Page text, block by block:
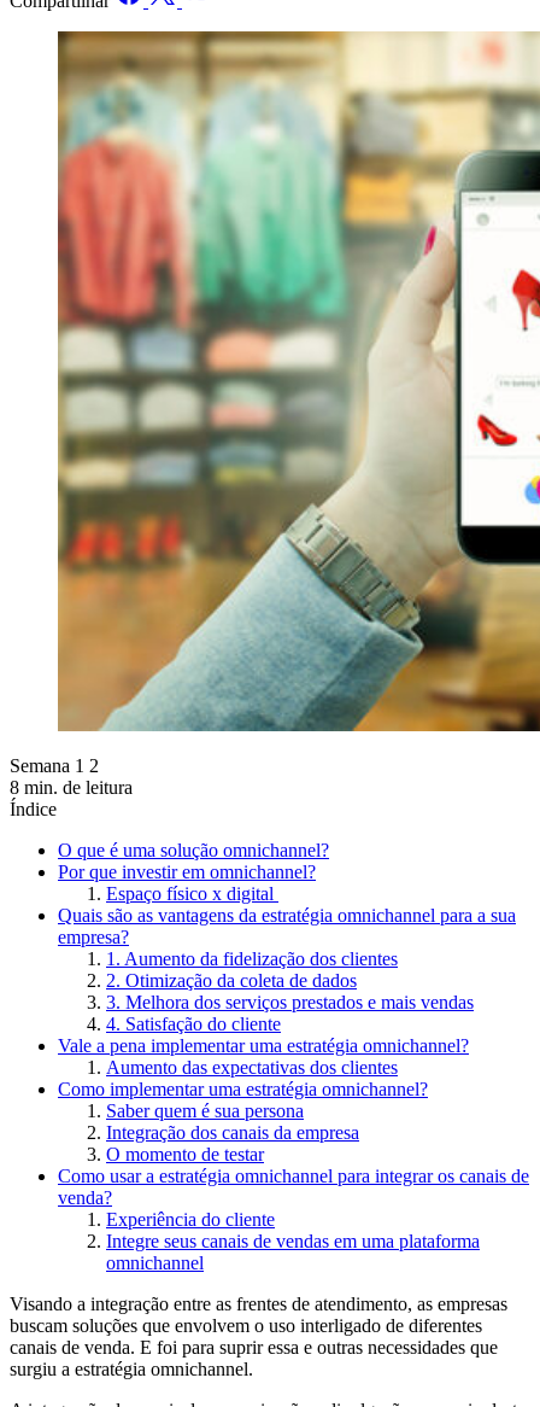
Semana 1 2
8 min. de leitura
Índice
O que é uma solução omnichannel?
Por que investir em omnichannel?
Espaço físico x digital
Quais são as vantagens da estratégia omnichannel para a sua
empresa?
1. Aumento da fidelização dos clientes
2. Otimização da coleta de dados
3. Melhora dos serviços prestados e mais vendas
4. Satisfação do cliente
Vale a pena implementar uma estratégia omnichannel?
Aumento das expectativas dos clientes
Como implementar uma estratégia omnichannel?
Saber quem é sua persona
Integração dos canais da empresa
O momento de testar
Como usar a estratégia omnichannel para integrar os canais de
venda?
Experiência do cliente
Integre seus canais de vendas em uma plataforma
omnichannel
Visando a integração entre as frentes de atendimento, as empresas
buscam soluções que envolvem o uso interligado de diferentes
canais de venda. E foi para suprir essa e outras necessidades que
surgiu a estratégia omnichannel.